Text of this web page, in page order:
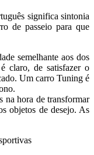
significa sintonia
de passeio para que
semelhante aos dos
claro, de satisfazer o
Um carro Tuning é
na hora de transformar
objetos de desejo. As